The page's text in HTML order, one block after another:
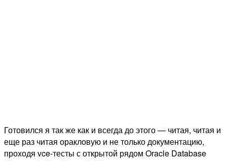
Готовился я так же как и всегда до этого — читая, читая и
еще раз читая оракловую и не только документацию,
проходя vce-тесты с открытой рядом Oracle Database